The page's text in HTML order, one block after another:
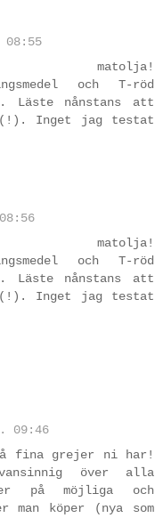
och T-röd
Läste nånstans att
(!). Inget jag testat
och T-röd
Läste nånstans att
(!). Inget jag testat
09:46
fina grejer ni har!
över alla
på möjliga och
köper (nya som